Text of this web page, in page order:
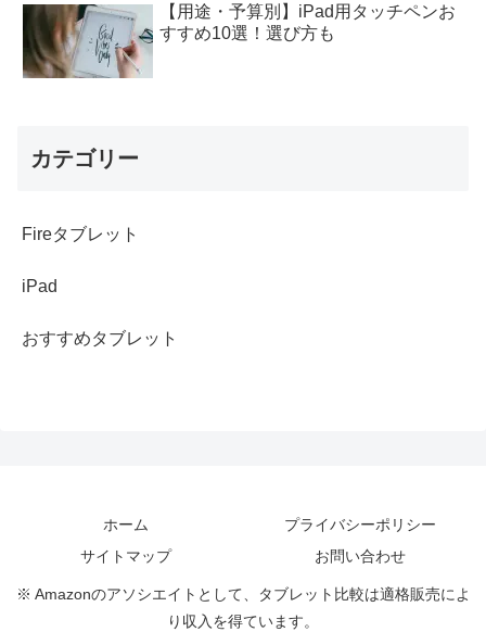
【用途・予算別】iPad用タッチペンお
すすめ10選！選び方も
カテゴリー
Fireタブレット
iPad
おすすめタブレット
ホーム
プライバシーポリシー
サイトマップ
お問い合わせ
※ Amazonのアソシエイトとして、タブレット比較は適格販売によ
り収入を得ています。